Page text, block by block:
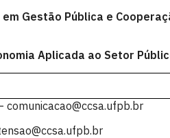
Gestão Pública e
Aplicada ao Setor
comunicacao@ccsa.ufpb.br